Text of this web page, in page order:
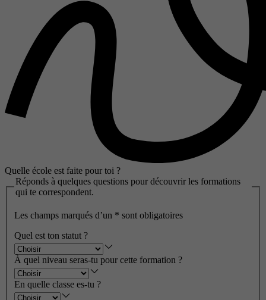
Quelle école est faite pour toi ?
Réponds à quelques questions pour découvrir les formations
qui te correspondent.
Les champs marqués d’un * sont obligatoires
Quel est ton statut ?
À quel niveau seras-tu pour cette formation ?
En quelle classe es-tu ?